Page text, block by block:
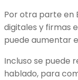
Por otra parte en
digitales y firmas
puede aumentar
Incluso se puede
hablado, para